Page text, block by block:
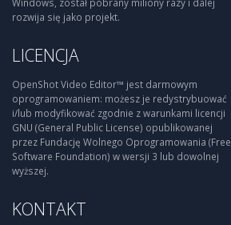
rozwija się jako projekt.
LICENCJA
OpenShot Video Editor™ jest darmowym
oprogramowaniem: możesz je redystrybuować
i/lub modyfikować zgodnie z warunkami licencji
GNU (General Public License) opublikowanej
przez Fundację Wolnego Oprogramowania (Free
Software Foundation) w wersji 3 lub dowolnej
wyższej.
KONTAKT